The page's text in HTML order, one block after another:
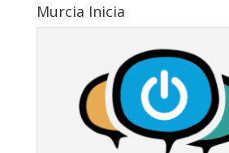
Murcia Inicia